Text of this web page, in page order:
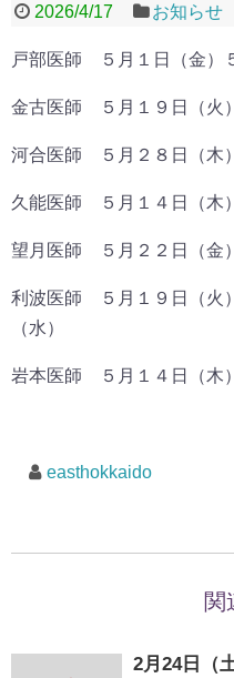
2026/4/17 お知らせ
戸部医師 ５月１日（金）
金古医師 ５月１９日（火）
河合医師 ５月２８日（木）
久能医師 ５月１４日（木）
望月医師 ５月２２日（金）
利波医師 ５月１９日（火
（水）
岩本医師 ５月１４日（木）
easthokkaido
関
2月24日（